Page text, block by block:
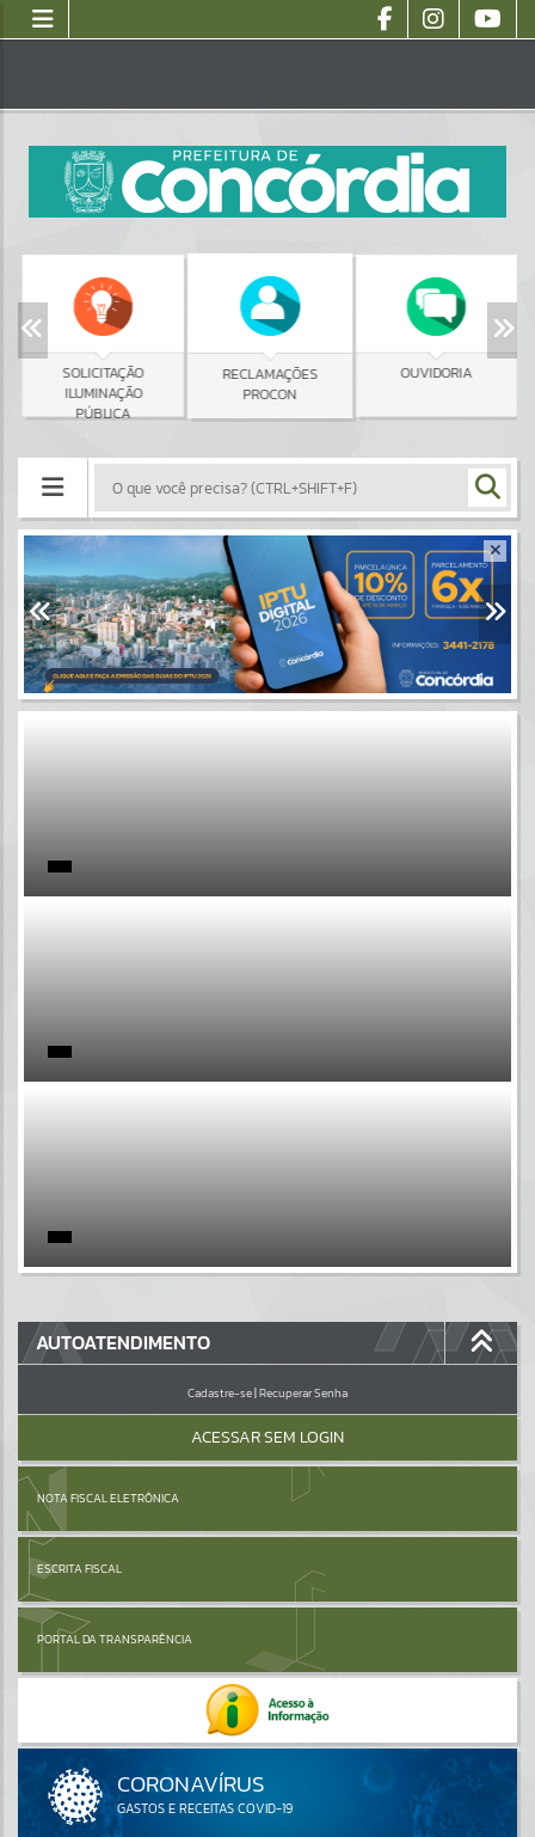
SOLICITAÇÃO
ILUMINAÇÃO
PÚBLICA
RECLAMAÇÕES
PROCON
OUVIDORIA
Portais
Por favor, aguarde...
Por favor, aguarde...
Por favor, aguarde...
GALERIAS
Por favor, aguarde...
AUTOATENDIMENTO
Cadastre-se|Recuperar Senha
ACESSAR SEM LOGIN
NOTA FISCAL ELETRÔNICA
ESCRITA FISCAL
PORTAL DA TRANSPARÊNCIA